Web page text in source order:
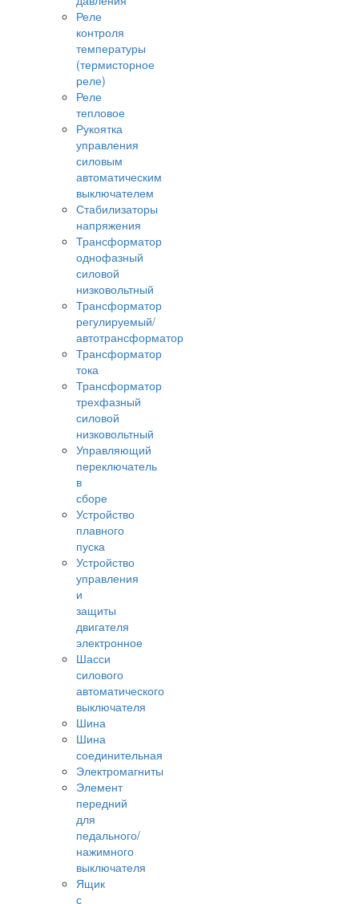
Реле
контроля
температуры
(термисторное
реле)
Реле
тепловое
Рукоятка
управления
силовым
автоматическим
выключателем
Стабилизаторы
напряжения
Трансформатор
однофазный
силовой
низковольтный
Трансформатор
регулируемый/
автотрансформатор
Трансформатор
тока
Трансформатор
трехфазный
силовой
низковольтный
Управляющий
переключатель
в
сборе
Устройство
плавного
пуска
Устройство
управления
и
защиты
двигателя
электронное
Шасси
силового
автоматического
выключателя
Шина
Шина
соединительная
Электромагниты
Элемент
передний
для
педального/
нажимного
выключателя
Ящик
с